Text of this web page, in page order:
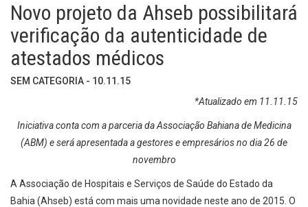
Novo projeto da Ahseb possibilitará
verificação da autenticidade de
atestados médicos
SEM CATEGORIA - 10.11.15
*Atualizado em 11.11.15
Iniciativa conta com a parceria daAssociação Bahiana de Medicina
(ABM) e será apresentada a gestores e empresários no dia 26 de
novembro
A Associação de Hospitais e Serviços de Saúde do Estado da
Bahia (Ahseb) está com mais uma novidade neste ano de 2015. O